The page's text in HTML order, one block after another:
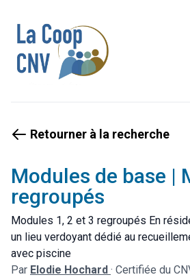
Retourner à la recherche
Modules de base |
regroupés
Modules 1, 2 et 3 regroupés En
un lieu verdoyant dédié au
avec piscine
Par Elodie Hochard · Certifiée du